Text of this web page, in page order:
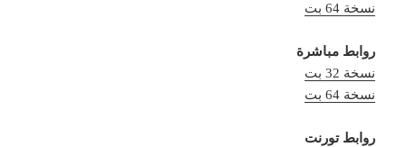
نسخة 64 بت
روابط مباشرة
نسخة 32 بت
نسخة 64 بت
روابط تورنت